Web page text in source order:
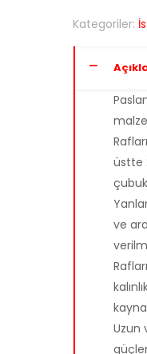
Kategoriler:
üstte
ve
Uzun